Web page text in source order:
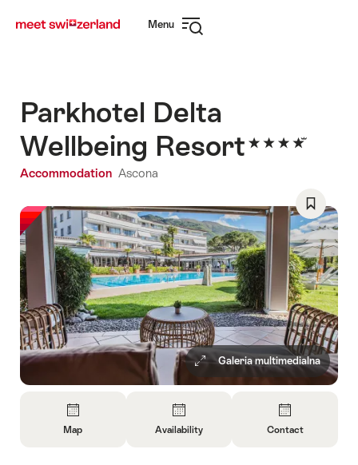
navigation
Menu
Parkhotel Delta
Wellbeing Resort
Accommodation Ascona
Galeria multimedialna
Save
As
Favorite
Map Availability Contact